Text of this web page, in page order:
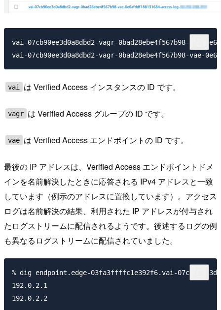
vai-07cb90ee3d0a8dbd2-vagr-0bad28ebe4f567b98-vae-
vai は Verified Access インスタンスの ID です。
vagr は Verified Access グループの ID です。
vae は Verified Access エンドポイントの ID です。
最後の IP アドレスは、Verified Access エンドポイントドメ
インを名前解決したときに応答される IPv4 アドレスと一致
しています（例示のアドレスに置換しています）。アクセス
ログは名前解決の結果、利用された IP アドレスが付与され
たログストリームに配信されるようです。後述するログの例
も異なるログストリームに配信されていました。
% dig endpoint.edge-03fa3ffffc1e392f6.vai-
192.0.2.1